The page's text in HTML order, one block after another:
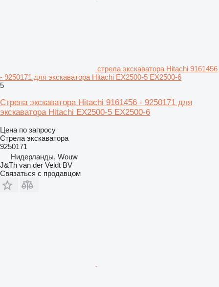
стрела экскаватора Hitachi 9161456
- 9250171 для экскаватора Hitachi EX2500-5 EX2500-6
5
Стрела экскаватора Hitachi 9161456 - 9250171 для
экскаватора Hitachi EX2500-5 EX2500-6
Цена по запросу
Стрела экскаватора
9250171
Нидерланды, Wouw
J&Th van der Veldt BV
Связаться с продавцом